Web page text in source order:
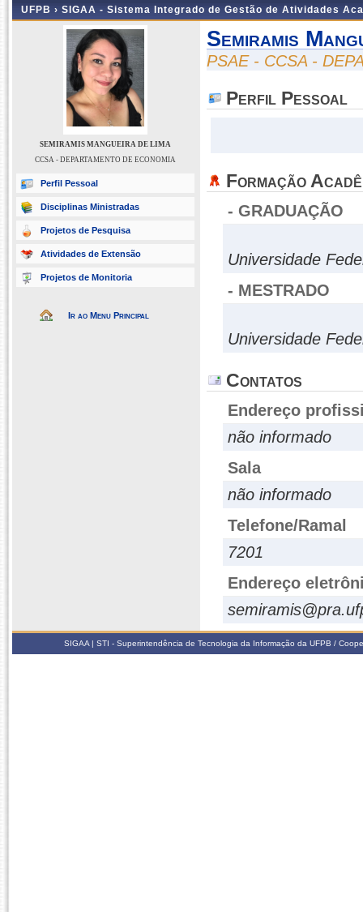
UFPB › SIGAA - Sistema Integrado de Gestão de Atividades
SEMIRAMIS MANGUEIRA DE LIMA
CCSA - DEPARTAMENTO DE ECONOMIA
Perfil Pessoal
Disciplinas Ministradas
Projetos de Pesquisa
Atividades de Extensão
Projetos de Monitoria
Ir ao Menu Principal
Semiramis
PSAE - CCSA -
Perfil Pessoal
Formação
- GRADUAÇÃO
Universidade
- MESTRADO
Universidade
Contatos
Endereço
não informado
Sala
não informado
Telefone/Ramal
7201
Endereço
SIGAA | STI - Superintendência de Tecnologia da Informação da UFPB /